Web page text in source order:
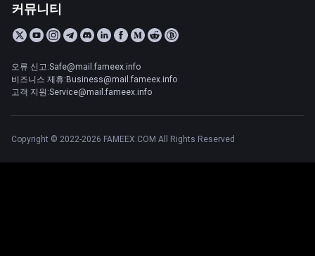
커뮤니티
오류 신고:Safe@mail.fameex.info
비즈니스 제휴:Business@mail.fameex.info
고객 지원:Service@mail.fameex.info
Copyright © 2022-2026 FAMEEX.COM All Rights Reserved